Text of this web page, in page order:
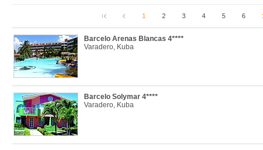
1 2 3 4 5 6
Barcelo Arenas Blancas 4****
Varadero, Kuba
Barcelo Solymar 4****
Varadero, Kuba